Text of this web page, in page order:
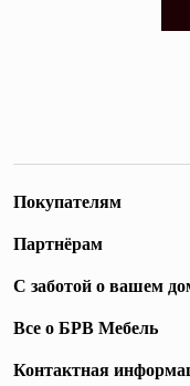
Покупателям
Партнёрам
С заботой о вашем
Все о БРВ Мебель
Контактная